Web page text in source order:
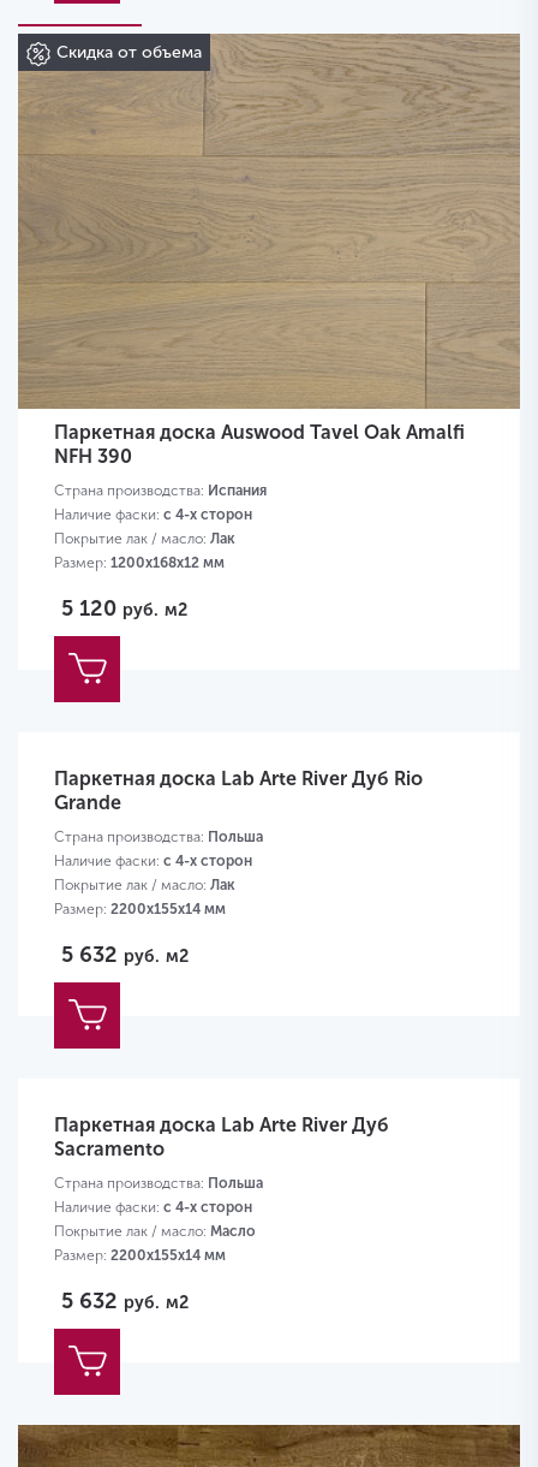
Скидка от объема
Паркетная доска Auswood Tavel Oak Amalfi
NFH 390
Страна производства: Испания
Наличие фаски: с 4-х сторон
Покрытие лак / масло: Лак
Размер: 1200х168х12 мм
5 120 руб. м2
Паркетная доска Lab Arte River Дуб Rio
Grande
Страна производства: Польша
Наличие фаски: с 4-х сторон
Покрытие лак / масло: Лак
Размер: 2200х155х14 мм
5 632 руб. м2
Паркетная доска Lab Arte River Дуб
Sacramento
Страна производства: Польша
Наличие фаски: с 4-х сторон
Покрытие лак / масло: Масло
Размер: 2200х155х14 мм
5 632 руб. м2